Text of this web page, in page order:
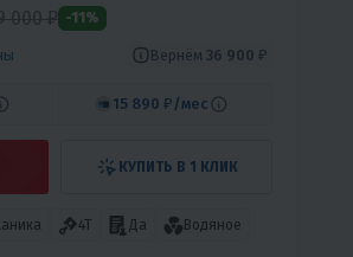
000 ₽ -11%
Вернём 36 900 ₽
15 890 ₽ /мес
КУПИТЬ В 1 КЛИК
4T Да
Водяное